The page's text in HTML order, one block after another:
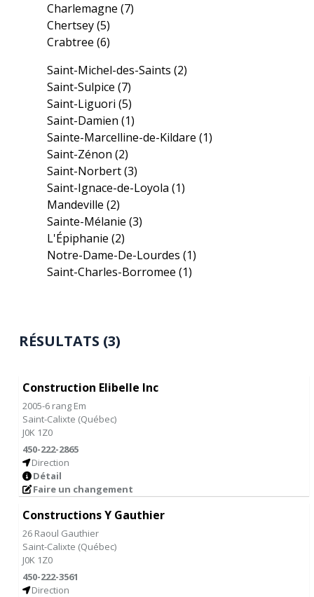
Charlemagne(7)
Chertsey(5)
Crabtree(6)
Saint-Michel-des-Saints(2)
Saint-Sulpice(7)
Saint-Liguori(5)
Saint-Damien(1)
Sainte-Marcelline-de-Kildare(1)
Saint-Zénon(2)
Saint-Norbert(3)
Saint-Ignace-de-Loyola(1)
Mandeville(2)
Sainte-Mélanie(3)
L'Épiphanie(2)
Notre-Dame-De-Lourdes(1)
Saint-Charles-Borromee(1)
RÉSULTATS (3)
Construction Elibelle Inc
2005-6 rang Em
Saint-Calixte (Québec)
J0K 1Z0
450-222-2865
Direction
Détail
Faire un changement
Constructions Y Gauthier
26 Raoul Gauthier
Saint-Calixte (Québec)
J0K 1Z0
450-222-3561
Direction